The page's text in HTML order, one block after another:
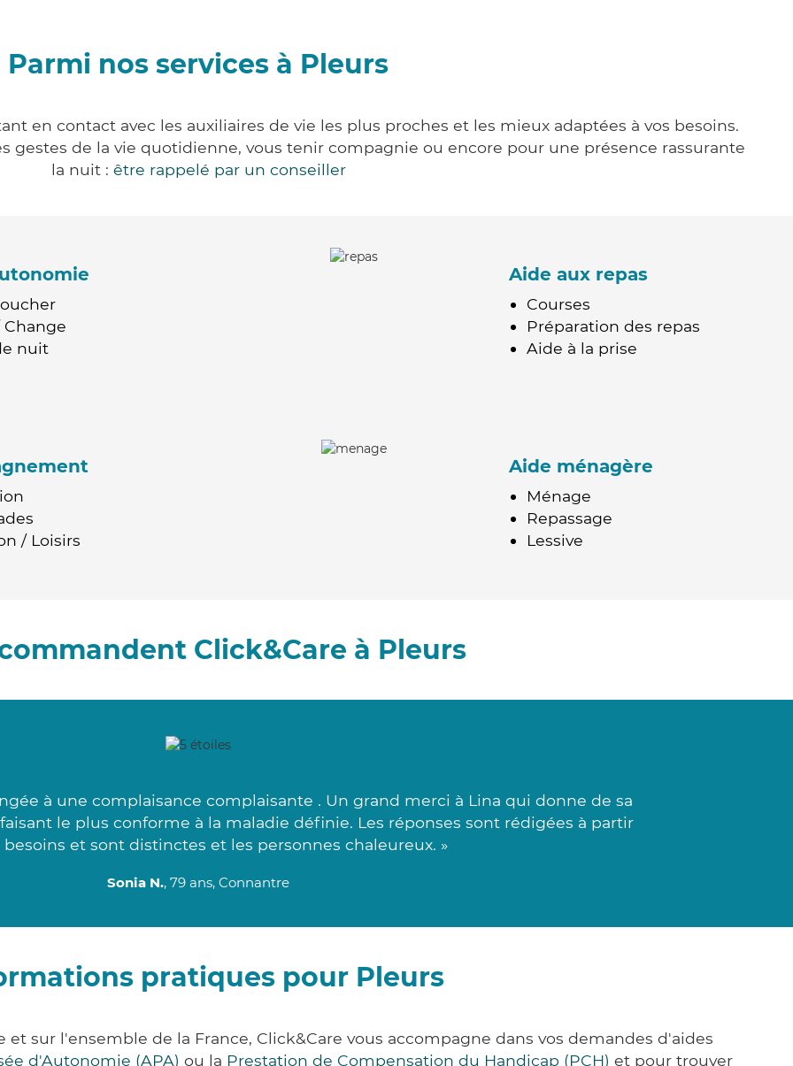
Parmi nos services à Pleurs
en contact avec les auxiliaires de vie les plus proches et les mieux adaptées à vos besoins.
gestes de la vie quotidienne, vous tenir compagnie ou encore pour une présence rassurante
la nuit : être rappelé par un conseiller
nuit
Aide aux repas
Courses
Préparation des repas
Aide à la prise
/ Loisirs
Aide ménagère
Ménage
Repassage
Lessive
Click&Care à Pleurs
à une complaisance complaisante . Un grand merci à Lina qui donne de sa
le plus conforme à la maladie définie. Les réponses sont rédigées à partir
besoins et sont distinctes et les personnes chaleureux. »
Sonia N., 79 ans, Connantre
pratiques pour Pleurs
sur l'ensemble de la France, Click&Care vous accompagne dans vos demandes d'aides
d'Autonomie (APA) ou la Prestation de Compensation du Handicap (PCH) et pour trouver